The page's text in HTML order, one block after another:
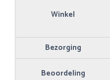
Winkel
Bezorging
Beoordeling